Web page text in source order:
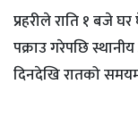
प्रहरीले राति १ बजे घर
पक्राउ गरेपछि
दिनदेखि रातको